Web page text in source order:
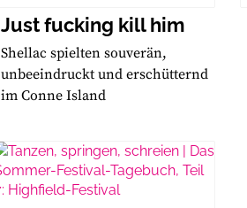
Just fucking kill him
Shellac spielten souverän,
unbeeindruckt und erschütternd
im Conne Island